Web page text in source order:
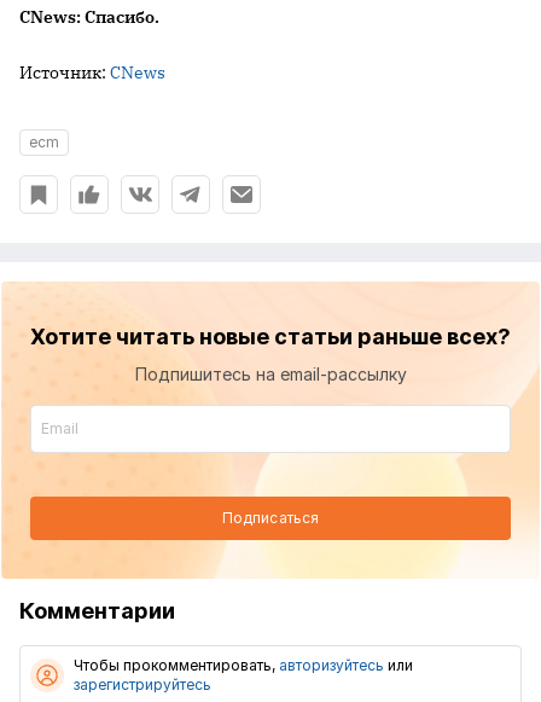
CNews: Спасибо.
Источник: CNews
ecm
Хотите читать новые статьи раньше всех?
Подпишитесь на email-рассылку
Подписаться
Комментарии
Чтобы прокомментировать, авторизуйтесь или
зарегистрируйтесь